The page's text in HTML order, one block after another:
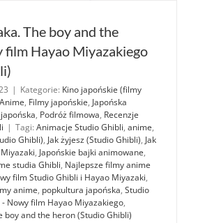
The boy and the
film Hayao Miyazakiego
| Kategorie: Kino japońskie (filmy
Anime, Filmy japońskie, Japońska
, Podróż filmowa, Recenzje
| Tagi: Animacje Studio Ghibli, anime,
Ghibli), Jak żyjesz (Studio Ghibli), Jak
, Japońskie bajki animowane,
studia Ghibli, Najlepsze filmy anime
film Studio Ghibli i Hayao Miyazaki,
anime, popkultura japońska, Studio
Nowy film Hayao Miyazakiego,
boy and the heron (Studio Ghibli)